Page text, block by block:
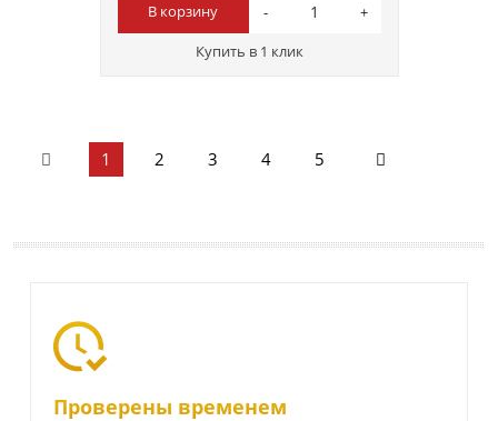
В корзину
Купить в 1 клик
1 2 3 4 5
Проверены временем